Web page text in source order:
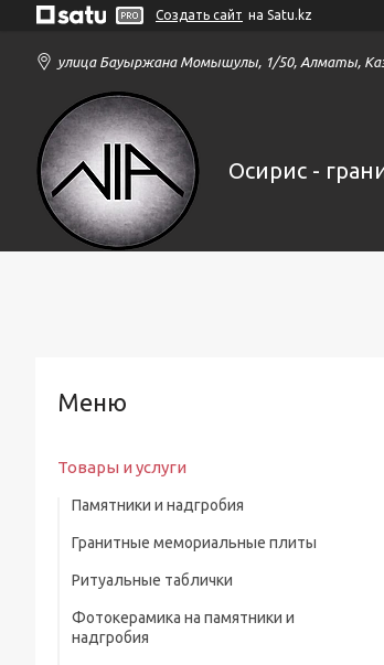
Создать сайт на Satu.kz
улица Бауыржана Момышулы, 1/50, Алматы,
Осирис -
Товары и услуги
Памятники и надгробия
Гранитные мемориальные плиты
Мусульманские мемориальные плиты
Мемориальные плиты
Ритуальные таблички
Фотокерамика на памятники и
надгробия